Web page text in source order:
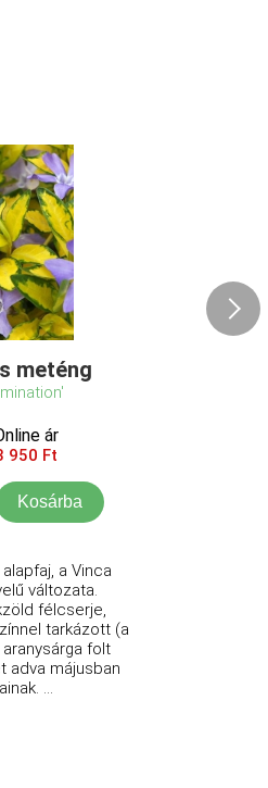
meténg
ár
950 Ft
Kosárba
a Vinca
változata.
félcserje,
tarkázott (a
folt
adva májusban
...